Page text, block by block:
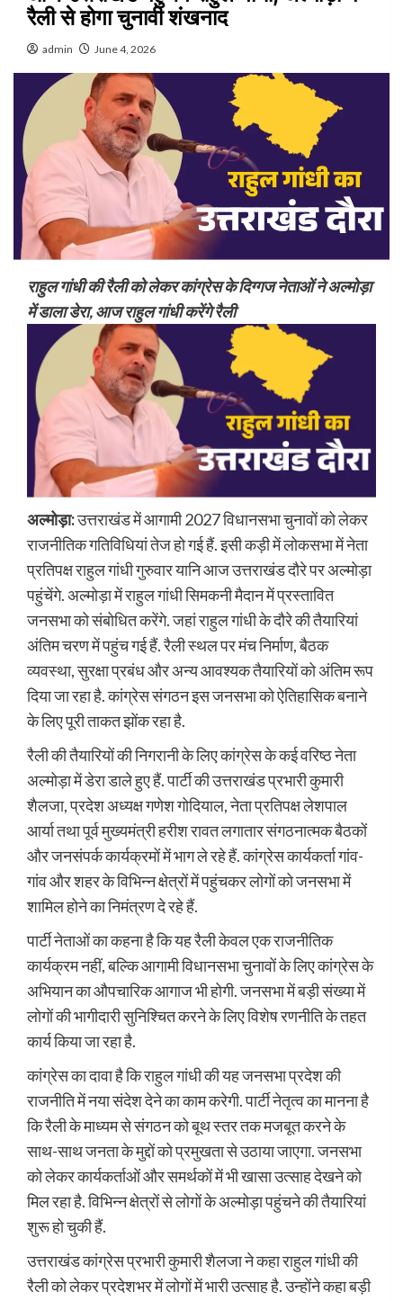
रैली से होगा चुनावी शंखनाद
admin June 4, 2026
राहुल गांधी की रैली को लेकर कांग्रेस के दिग्गज नेताओं ने अल्मोड़ा
में डाला डेरा, आज राहुल गांधी करेंगे रैली
अल्मोड़ा:उत्तराखंड में आगामी 2027 विधानसभा चुनावों को लेकर
राजनीतिक गतिविधियां तेज हो गई हैं. इसी कड़ी में लोकसभा में नेता
प्रतिपक्ष राहुल गांधी गुरुवार यानि आज उत्तराखंड दौरे पर अल्मोड़ा
पहुंचेंगे. अल्मोड़ा में राहुल गांधी सिमकनी मैदान में प्रस्तावित
जनसभा को संबोधित करेंगे. जहां राहुल गांधी के दौरे की तैयारियां
अंतिम चरण में पहुंच गई हैं. रैली स्थल पर मंच निर्माण, बैठक
व्यवस्था, सुरक्षा प्रबंध और अन्य आवश्यक तैयारियों को अंतिम रूप
दिया जा रहा है. कांग्रेस संगठन इस जनसभा को ऐतिहासिक बनाने
के लिए पूरी ताकत झोंक रहा है.
रैली की तैयारियों की निगरानी के लिए कांग्रेस के कई वरिष्ठ नेता
अल्मोड़ा में डेरा डाले हुए हैं. पार्टी की उत्तराखंड प्रभारी कुमारी
शैलजा, प्रदेश अध्यक्ष गणेश गोदियाल, नेता प्रतिपक्ष लेशपाल
आर्या तथा पूर्व मुख्यमंत्री हरीश रावत लगातार संगठनात्मक बैठकों
और जनसंपर्क कार्यक्रमों में भाग ले रहे हैं. कांग्रेस कार्यकर्ता गांव-
गांव और शहर के विभिन्न क्षेत्रों में पहुंचकर लोगों को जनसभा में
शामिल होने का निमंत्रण दे रहे हैं.
पार्टी नेताओं का कहना है कि यह रैली केवल एक राजनीतिक
कार्यक्रम नहीं, बल्कि आगामी विधानसभा चुनावों के लिए कांग्रेस के
अभियान का औपचारिक आगाज भी होगी. जनसभा में बड़ी संख्या में
लोगों की भागीदारी सुनिश्चित करने के लिए विशेष रणनीति के तहत
कार्य किया जा रहा है.
कांग्रेस का दावा है कि राहुल गांधी की यह जनसभा प्रदेश की
राजनीति में नया संदेश देने का काम करेगी. पार्टी नेतृत्व का मानना है
कि रैली के माध्यम से संगठन को बूथ स्तर तक मजबूत करने के
साथ-साथ जनता के मुद्दों को प्रमुखता से उठाया जाएगा. जनसभा
को लेकर कार्यकर्ताओं और समर्थकों में भी खासा उत्साह देखने को
मिल रहा है. विभिन्न क्षेत्रों से लोगों के अल्मोड़ा पहुंचने की तैयारियां
शुरू हो चुकी हैं.
उत्तराखंड कांग्रेस प्रभारी कुमारी शैलजा ने कहा राहुल गांधी की
रैली को लेकर प्रदेशभर में लोगों में भारी उत्साह है. उन्होंने कहा बड़ी